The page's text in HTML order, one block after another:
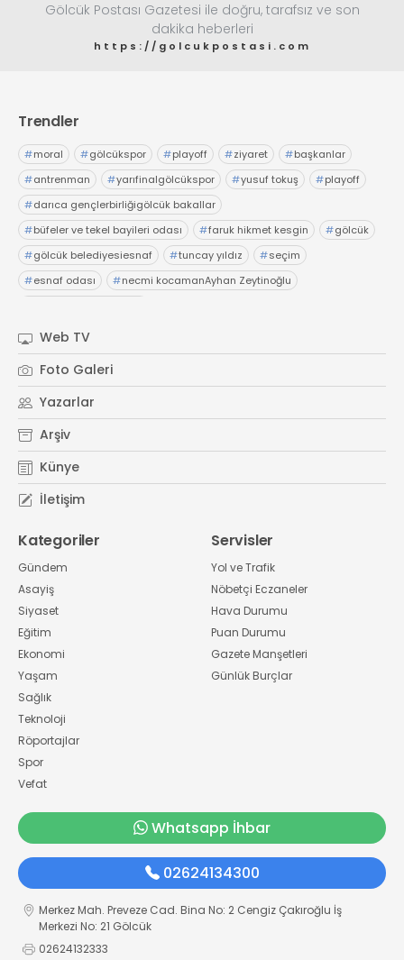
Gölcük Postası Gazetesi ile doğru, tarafsız ve son
dakika heberleri
https://golcukpostasi.com
Trendler
#moral #gölcükspor #playoff #ziyaret #başkanlar
#antrenman #yarıfinalgölcükspor #yusuf tokuş #playoff
#darıca gençlerbirliğigölcük bakallar
#büfeler ve tekel bayileri odası #faruk hikmet kesgin #gölcük
#gölcük belediyesiesnaf #tuncay yıldız #seçim
#esnaf odası #necmi kocamanAyhan Zeytinoğlu
Web TV
Foto Galeri
Yazarlar
Arşiv
Künye
İletişim
Kategoriler
Gündem
Asayiş
Siyaset
Eğitim
Ekonomi
Yaşam
Sağlık
Teknoloji
Röportajlar
Spor
Vefat
Servisler
Yol ve Trafik
Nöbetçi Eczaneler
Hava Durumu
Puan Durumu
Gazete Manşetleri
Günlük Burçlar
Whatsapp İhbar
02624134300
Merkez Mah. Preveze Cad. Bina No: 2 Cengiz Çakıroğlu İş
Merkezi No: 21 Gölcük
02624132333